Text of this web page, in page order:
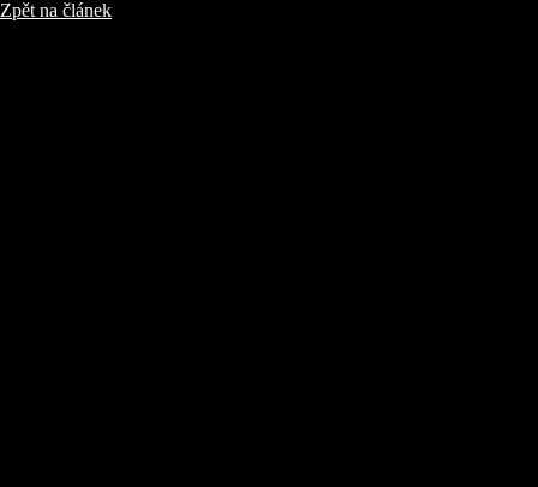
Zpět na článek